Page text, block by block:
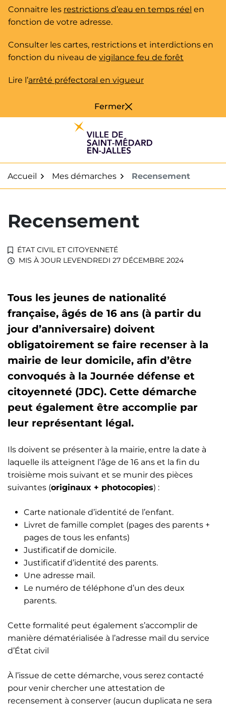
Aller
au
Fermer
Connaitre les restrictions d’eau en temps réel en
fonction de votre adresse.
Consulter les cartes, restrictions et interdictions en
fonction du niveau de vigilance feu de forêt
Lire l’arrêté préfectoral en vigueur
Accueil Mes démarches Recensement
Recensement
ÉTAT CIVIL ET CITOYENNETÉ
MIS À JOUR LEVENDREDI 27 DÉCEMBRE 2024
Tous les jeunes de nationalité
française, âgés de 16 ans (à partir du
jour d’anniversaire) doivent
obligatoirement se faire recenser à la
mairie de leur domicile, afin d’être
convoqués à la Journée défense et
citoyenneté (JDC). Cette démarche
peut également être accomplie par
leur représentant légal.
Ils doivent se présenter à la mairie, entre la date à
laquelle ils atteignent l’âge de 16 ans et la fin du
troisième mois suivant et se munir des pièces
suivantes (originaux + photocopies) :
Carte nationale d’identité de l’enfant.
Livret de famille complet (pages des parents +
pages de tous les enfants)
Justificatif de domicile.
Justificatif d’identité des parents.
Une adresse mail.
Le numéro de téléphone d’un des deux
parents.
Cette formalité peut également s’accomplir de
manière dématérialisée à l’adresse mail du service
d’État civil
À l’issue de cette démarche, vous serez contacté
pour venir chercher une attestation de
recensement à conserver (aucun duplicata ne sera